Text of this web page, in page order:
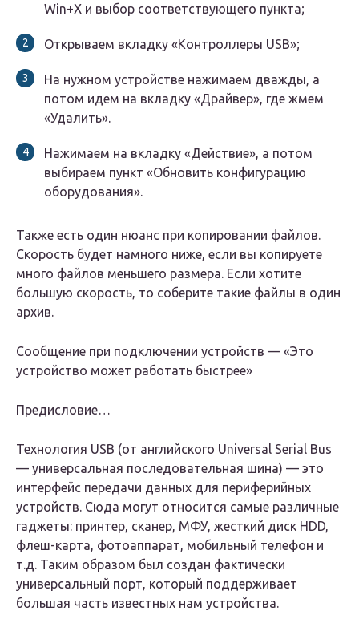
Win+X и выбор соответствующего пункта;
Открываем вкладку «Контроллеры USB»;
На нужном устройстве нажимаем дважды, а
потом идем на вкладку «Драйвер», где жмем
«Удалить».
Нажимаем на вкладку «Действие», а потом
выбираем пункт «Обновить конфигурацию
оборудования».
Также есть один нюанс при копировании файлов.
Скорость будет намного ниже, если вы копируете
много файлов меньшего размера. Если хотите
большую скорость, то соберите такие файлы в один
архив.
Сообщение при подключении устройств — «Это
устройство может работать быстрее»
Предисловие…
Технология USB (от английского Universal Serial Bus
— универсальная последовательная шина) — это
интерфейс передачи данных для периферийных
устройств. Сюда могут относится самые различные
гаджеты: принтер, сканер, МФУ, жесткий диск HDD,
флеш-карта, фотоаппарат, мобильный телефон и
т.д. Таким образом был создан фактически
универсальный порт, который поддерживает
большая часть известных нам устройства.